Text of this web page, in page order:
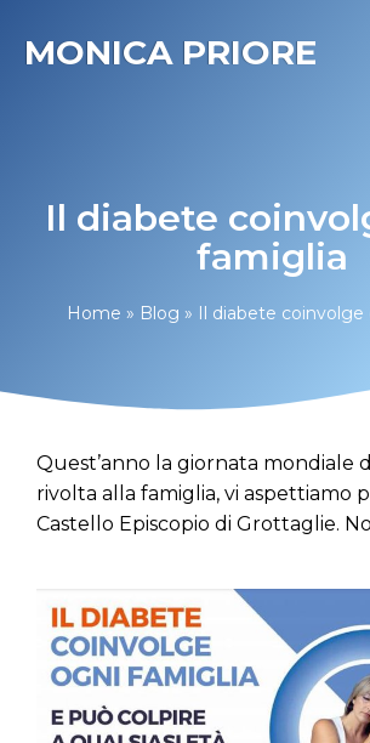
MONICA PRIORE
Il diabete
famiglia
Home » Blog » Il diabete
Quest’anno la giornata mondiale
rivolta alla famiglia, vi aspettiamo
Castello Episcopio di Grottaglie.